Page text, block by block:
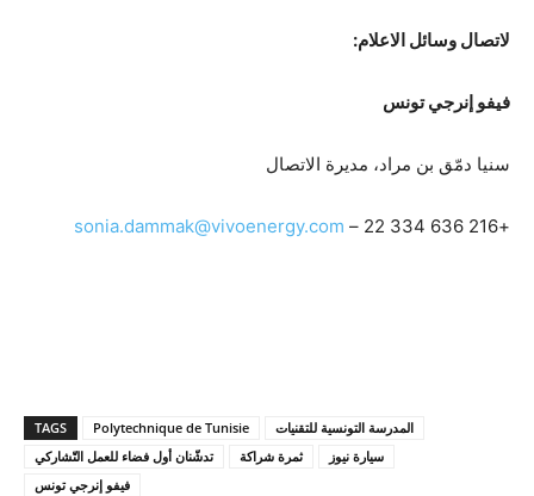
لاتصال وسائل الاعلام:
فيفو إنرجي تونس
سنيا دمّق بن مراد، مديرة الاتصال
+216 22 334 636 –
sonia.dammak@vivoenergy.com
TAGS Polytechnique de Tunisie
المدرسة التونسية للتقنيات
تدشّنان أول فضاء للعمل التّشاركي
ثمرة شراكة
سيارة نيوز
فيفو إنرجي تونس